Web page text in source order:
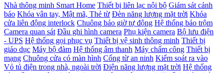
Nhà thông minh Smart Home Thiết bị liên lạc nội bộ Giám sát cảnh
báo Khóa vân tay, Mật mã, Thẻ từ Đèn năng lượng mặt trời Khóa
cửa liên động interlock Chuông báo giờ tự động Hệ thống báo trộm
Camera quan sát Đầu ghi hình camera Phụ kiện camera Bộ lưu điện
- UPS Hệ thống gọi phục vụ Thiết bị vệ sinh thông minh Thiết bị
giáo dục Máy bộ đàm Hệ thống âm thanh Máy chấm công Thiết bị
mạng Chuông cửa có màn hình Cổng từ an ninh Kiểm soát ra vào
Vỏ tủ điện trong nhà, ngoài trời Điện năng lượng mặt trời Hệ thống